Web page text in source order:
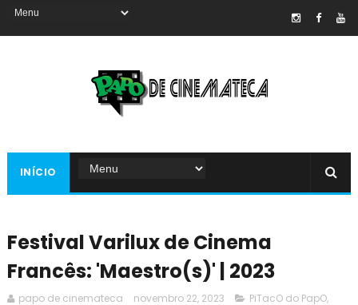
INÍCIO
Festival Varilux de Cinema
Francês: 'Maestro(s)' | 2023
papo de cinemateca novembro 22, 2023 PiTacO do PapO,